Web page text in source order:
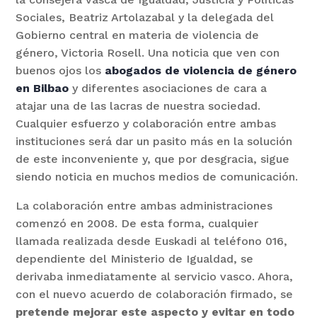
Sociales, Beatriz Artolazabal y la delegada del
Gobierno central en materia de violencia de
género, Victoria Rosell. Una noticia que ven con
buenos ojos los abogados de violencia de género
en Bilbao y diferentes asociaciones de cara a
atajar una de las lacras de nuestra sociedad.
Cualquier esfuerzo y colaboración entre ambas
instituciones será dar un pasito más en la solución
de este inconveniente y, que por desgracia, sigue
siendo noticia en muchos medios de comunicación.
La colaboración entre ambas administraciones
comenzó en 2008. De esta forma, cualquier
llamada realizada desde Euskadi al teléfono 016,
dependiente del Ministerio de Igualdad, se
derivaba inmediatamente al servicio vasco. Ahora,
con el nuevo acuerdo de colaboración firmado, se
pretende mejorar este aspecto y evitar en todo